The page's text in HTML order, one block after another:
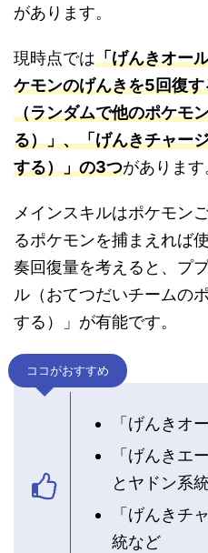
があります。
現時点では「げんきオー
ケモンのげんきを5回復
（ランダムで他のポケモ
る）」、「げんきチャー
する）」の3つがあります
メインスキルはポケモン
るポケモンを捕まえれば
奏回復量を考えると、プ
ル（おてつだいチームの
する）」が有能です。
ココがおすすめ
「げんきオ
「げんきエ
とヤドン系
「げんきチ
統など